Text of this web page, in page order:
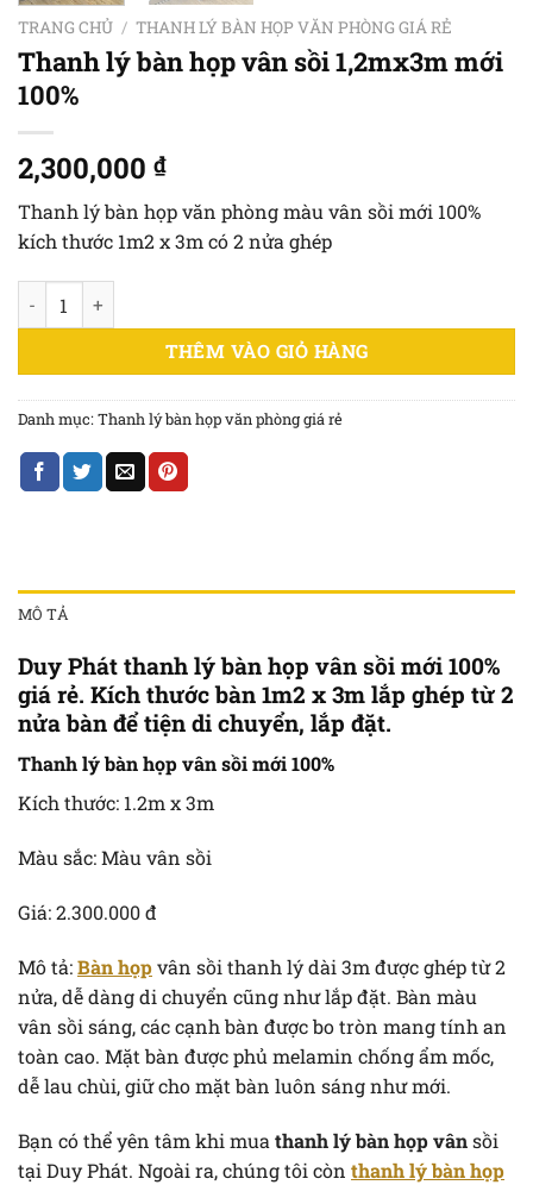
TRANG CHỦ / THANH LÝ BÀN HỌP VĂN PHÒNG GIÁ RẺ
Thanh lý bàn họp vân sồi 1,2mx3m mới
100%
2,300,000 ₫
Thanh lý bàn họp văn phòng màu vân sồi mới 100%
kích thước 1m2 x 3m có 2 nửa ghép
Thanh lý bàn họp vân sồi 1,2mx3m mới 100% số lượng
THÊM VÀO GIỎ HÀNG
Danh mục:Thanh lý bàn họp văn phòng giá rẻ
MÔ TẢ
Duy Phát thanh lý bàn họp vân sồi mới 100%
giá rẻ. Kích thước bàn 1m2 x 3m lắp ghép từ 2
nửa bàn để tiện di chuyển, lắp đặt.
Thanh lý bàn họp vân sồi mới 100%
Kích thước: 1.2m x 3m
Màu sắc: Màu vân sồi
Giá: 2.300.000 đ
Mô tả:Bàn họpvân sồi thanh lý dài 3m được ghép từ 2
nửa, dễ dàng di chuyển cũng như lắp đặt. Bàn màu
vân sồi sáng, các cạnh bàn được bo tròn mang tính an
toàn cao. Mặt bàn được phủ melamin chống ẩm mốc,
dễ lau chùi, giữ cho mặt bàn luôn sáng như mới.
Bạn có thể yên tâm khi mua thanh lý bàn họp vânsồi
tại Duy Phát. Ngoài ra, chúng tôi còn thanh lý bàn họp